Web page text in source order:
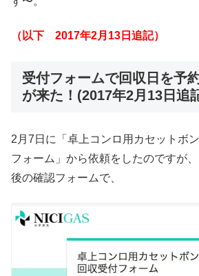
（以下 2017年2月13日追記）
受付フォームで回収日を予
が来た！(2017年2月13日追
2月7日に「卓上コンロ用カセットボ
フォーム」から依頼をしたのですが
後の確認フォームで、